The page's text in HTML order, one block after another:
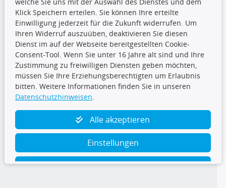
Folge uns
TecDoc Inside
welche Sie uns mit der Auswahl des Dienstes und dem
Klick Speichern erteilen. Sie können Ihre erteilte
Einwilligung jederzeit für die Zukunft widerrufen. Um
Ihren Widerruf auszuüben, deaktivieren Sie diesen
Dienst im auf der Webseite bereitgestellten Cookie-
Consent-Tool. Wenn Sie unter 16 Jahre alt sind und Ihre
Zustimmung zu freiwilligen Diensten geben möchten,
müssen Sie Ihre Erziehungsberechtigten um Erlaubnis
bitten. Weitere Informationen finden Sie in unseren
Datenschutzhinweisen.
Alle akzeptieren
Einstellungen
Ablehnen